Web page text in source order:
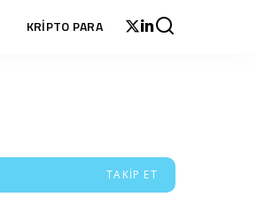
KRİPTO PARA
TAKIP ET